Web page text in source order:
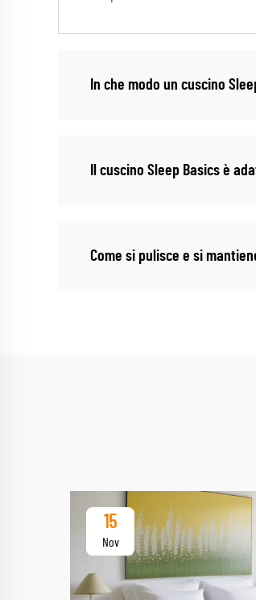
In che modo un cuscino
Il cuscino Sleep Basics è
Come si pulisce e si
15
Nov